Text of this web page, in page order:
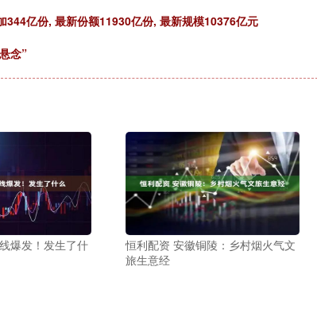
亿份, 最新份额11930亿份, 最新规模10376亿元
念”
爆发！发生了什
恒利配资 安徽铜陵：乡村烟火气文
旅生意经